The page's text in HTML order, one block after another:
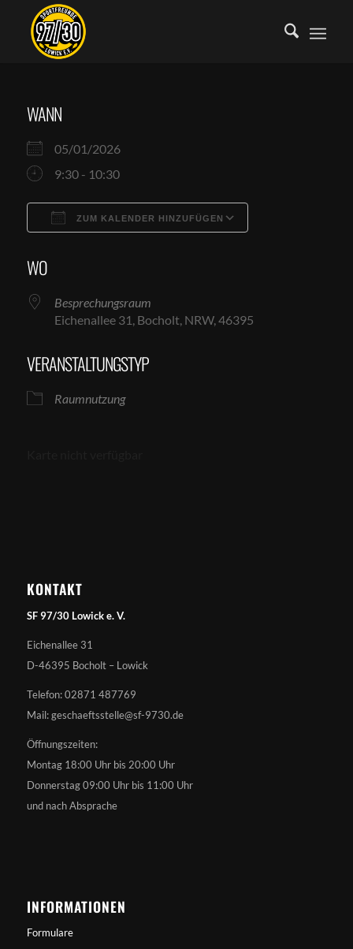
WANN
05/01/2026
9:30 - 10:30
ZUM KALENDER HINZUFÜGEN
WO
Besprechungsraum
Eichenallee 31, Bocholt, NRW, 46395
VERANSTALTUNGSTYP
Raumnutzung
KONTAKT
SF 97/30 Lowick e. V.
Eichenallee 31
D-46395 Bocholt – Lowick
Telefon: 02871 487769
Mail: geschaeftsstelle@sf-9730.de
Öffnungszeiten:
Montag 18:00 Uhr bis 20:00 Uhr
Donnerstag 09:00 Uhr bis 11:00 Uhr
und nach Absprache
INFORMATIONEN
Formulare